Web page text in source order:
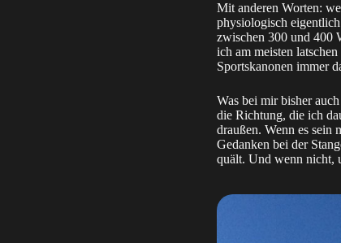
Mit anderen Worten:
physiologisch
zwischen 300 und 400
ich am meisten
Sportskanonen immer
Was bei mir bisher
die Richtung, die ich
draußen. Wenn es sein
Gedanken bei der
quält. Und wenn nicht,